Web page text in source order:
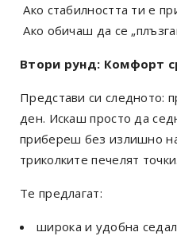
Ако стабилността ти е
Ако обичаш да се
Втори рунд: Комфорт
Представи си следното:
ден. Искаш просто да
прибереш без излишно
триколките печелят точки.
Те предлагат:
широка и удобна